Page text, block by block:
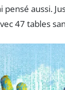
pensé aussi.
47 tables